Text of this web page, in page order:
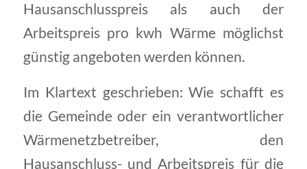
Hausanschlusspreis als auch der
Arbeitspreis pro kwh Wärme möglichst
günstig angeboten werden können.
Im Klartext geschrieben: Wie schafft es
die Gemeinde oder ein verantwortlicher
Wärmenetzbetreiber, den
Hausanschluss- und Arbeitspreis für die